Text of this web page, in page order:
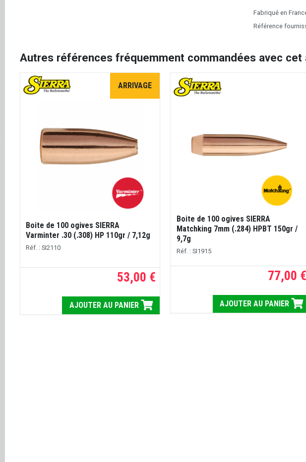
Fabriqué en
Référence
Autres références fréquemment commandées avec cet
ARRIVAGE
Boite de 100 ogives SIERRA
Varminter .30 (.308) HP 110gr / 7,12g
Réf. : SI2110
53,00 €
AJOUTER AU PANIER
Boite de 100 ogives SIERRA
Matchking 7mm (.284) HPBT 150gr /
9,7g
Réf. : SI1915
77,00 €
AJOUTER AU PANIER